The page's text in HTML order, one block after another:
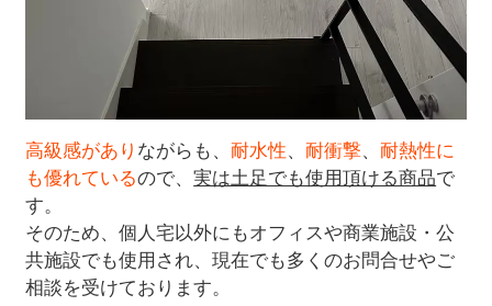
高級感があり ながらも、 耐水性、 耐衝撃、 耐熱性に
も優れているので、実は土足でも使用頂ける商品で
す。
そのため、個人宅以外にもオフィスや商業施設・公
共施設でも使用され、現在でも多くのお問合せやご
相談を受けております。